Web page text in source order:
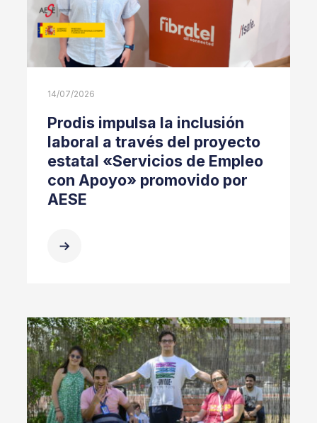
14/07/2026
Prodis impulsa la inclusión
laboral a través del proyecto
estatal «Servicios de Empleo
con Apoyo» promovido por
AESE